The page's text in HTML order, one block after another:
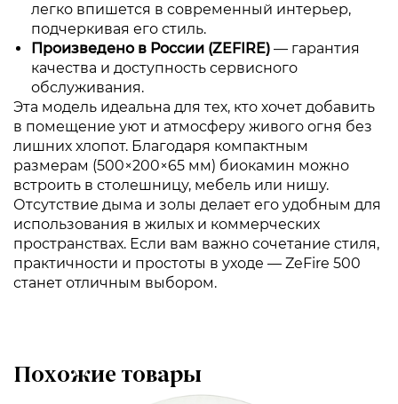
легко впишется в современный интерьер,
подчеркивая его стиль.
Произведено в России (ZEFIRE) — гарантия
качества и доступность сервисного
обслуживания.
Эта модель идеальна для тех, кто хочет добавить
в помещение уют и атмосферу живого огня без
лишних хлопот. Благодаря компактным
размерам (500×200×65 мм) биокамин можно
встроить в столешницу, мебель или нишу.
Отсутствие дыма и золы делает его удобным для
использования в жилых и коммерческих
пространствах. Если вам важно сочетание стиля,
практичности и простоты в уходе — ZeFire 500
станет отличным выбором.
Похожие товары